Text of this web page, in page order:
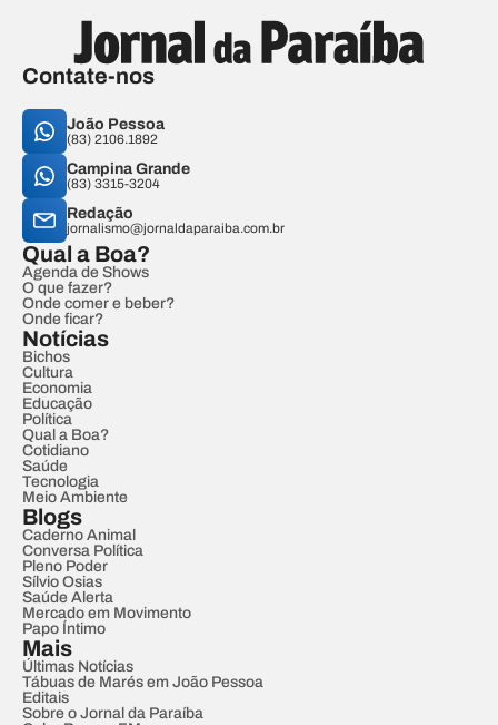
Contate-nos
João Pessoa
(83) 2106.1892
Campina Grande
(83) 3315-3204
Redação
jornalismo@jornaldaparaiba.com.br
Qual a Boa?
Agenda de Shows
O que fazer?
Onde comer e beber?
Onde ficar?
Notícias
Bichos
Cultura
Economia
Educação
Política
Qual a Boa?
Cotidiano
Saúde
Tecnologia
Meio Ambiente
Blogs
Caderno Animal
Conversa Política
Pleno Poder
Sílvio Osias
Saúde Alerta
Mercado em Movimento
Papo Íntimo
Mais
Últimas Notícias
Tábuas de Marés em João Pessoa
Editais
Sobre o Jornal da Paraíba